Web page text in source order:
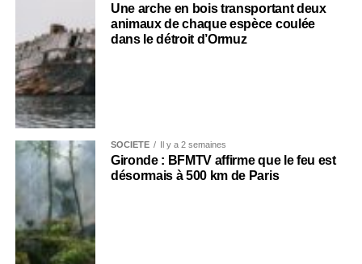
Une arche en bois transportant deux
animaux de chaque espèce coulée
dans le détroit d’Ormuz
SOCIÉTÉ Il y a 2 semaines
Gironde : BFMTV affirme que le feu est
désormais à 500 km de Paris